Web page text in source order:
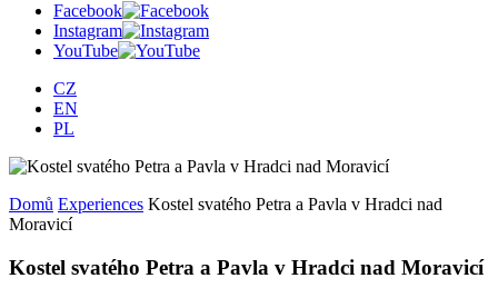
Facebook
Instagram
YouTube
CZ
EN
PL
Domů Experiences Kostel svatého Petra a Pavla v Hradci nad
Moravicí
Kostel svatého Petra a Pavla v Hradci nad Moravicí